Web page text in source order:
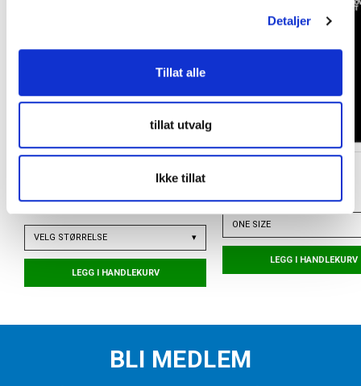
Detaljer
Tillat alle
tillat utvalg
Ikke tillat
ULTRA Flex Sleeve Leggskinn
VELG STØRRELSE ▾
LEGG I HANDLEKURV
ONE SIZE
LEGG I HANDLEKURV
BLI MEDLEM